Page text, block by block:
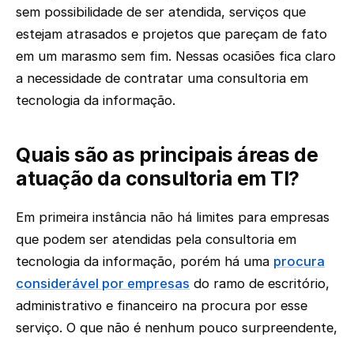
sem possibilidade de ser atendida, serviços que
estejam atrasados e projetos que pareçam de fato
em um marasmo sem fim. Nessas ocasiões fica claro
a necessidade de contratar uma consultoria em
tecnologia da informação.
Quais são as principais áreas de
atuação da consultoria em TI?
Em primeira instância não há limites para empresas
que podem ser atendidas pela consultoria em
tecnologia da informação, porém há uma procura
considerável por empresas do ramo de escritório,
administrativo e financeiro na procura por esse
serviço. O que não é nenhum pouco surpreendente,